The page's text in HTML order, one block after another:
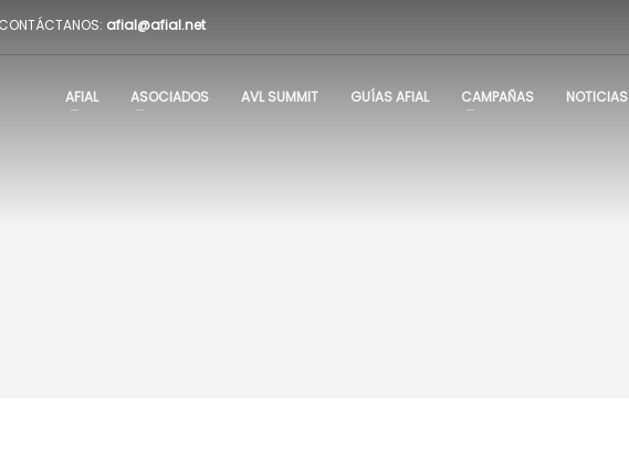
CONTÁCTANOS: afial@afial.net
AFIAL ASOCIADOS AVL SUMMIT GUÍAS AFIAL CAMPAÑAS NOTICIAS